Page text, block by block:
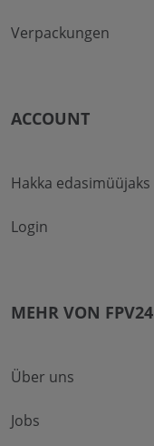
Verpackungen
ACCOUNT
Hakka edasimüüjaks
Login
MEHR VON FPV24
Über uns
Jobs